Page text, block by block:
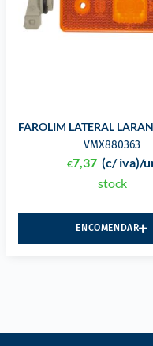
FAROLIM LATERAL
VMX880363
€7,37 (c/ iva)/
stock
ENCOMENDAR